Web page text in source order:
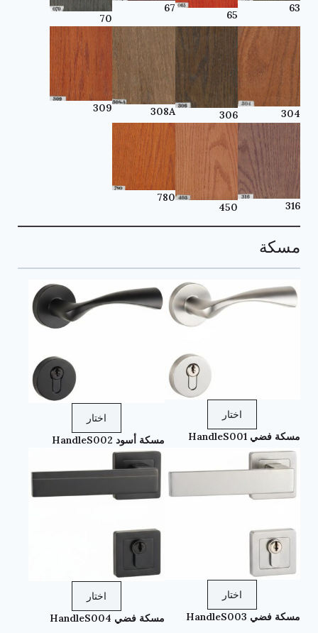
63
65
67
70
304
306
308A
309
316
450
780
مسكة
اختار
مسكة فضي HandleS001
اختار
مسكة أسود HandleS002
اختار
مسكة فضي HandleS003
اختار
مسكة فضي HandleS004